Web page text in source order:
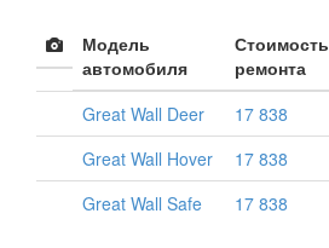
Модель
автомобиля
Стоимость
ремонта
Great Wall Deer
17 838
Great Wall Hover
17 838
Great Wall Safe
17 838